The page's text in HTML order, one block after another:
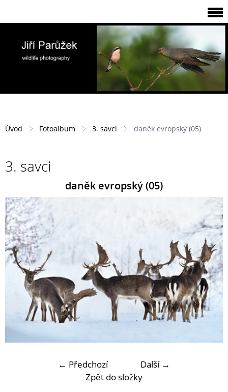
Úvod Fotoalbum 3. savci daněk evropský (05)
3. savci
daněk evropský (05)
← Předchozí
Další →
Zpět do složky